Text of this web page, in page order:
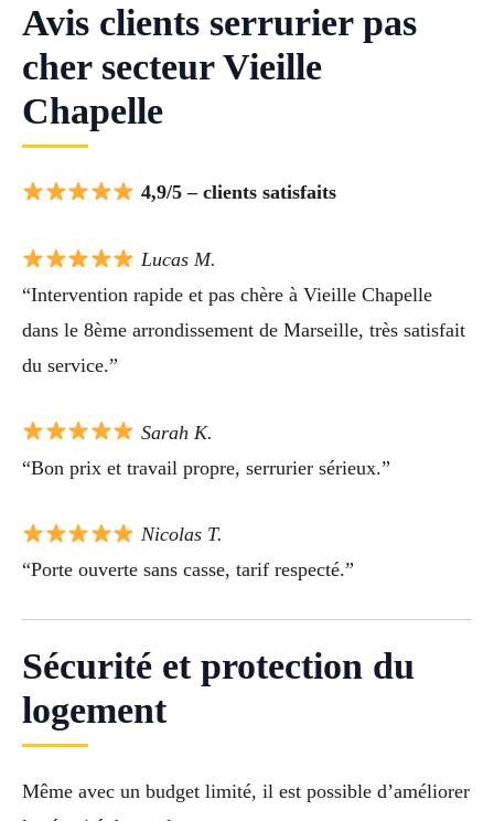
Avis clients serrurier pas
cher secteur Vieille
Chapelle
4,9/5 – clients satisfaits
Lucas M.
“Intervention rapide et pas chère à Vieille Chapelle
dans le 8ème arrondissement de Marseille, très satisfait
du service.”
Sarah K.
“Bon prix et travail propre, serrurier sérieux.”
Nicolas T.
“Porte ouverte sans casse, tarif respecté.”
Sécurité et protection du
logement
Même avec un budget limité, il est possible d’améliorer